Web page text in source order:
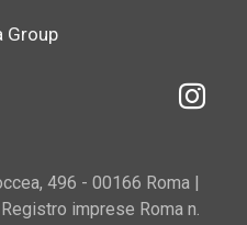
Group
instagram
496 - 00166 Roma |
imprese Roma n.